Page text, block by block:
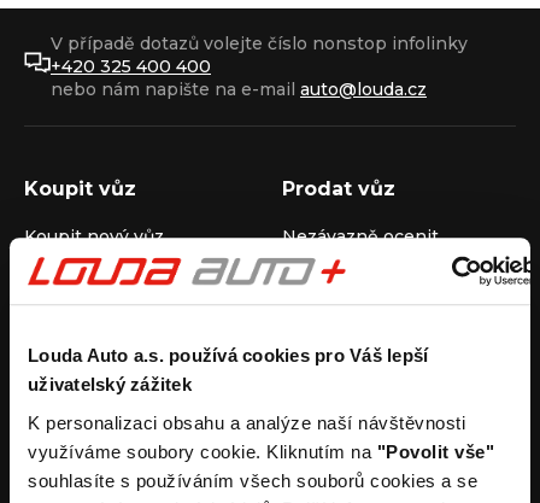
Louda Auto a.s. používá cookies pro Váš lepší
uživatelský zážitek
K personalizaci obsahu a analýze naší návštěvnosti
využíváme soubory cookie. Kliknutím na "Povolit vše"
souhlasíte s používáním všech souborů cookies a se
V případě dotazů volejte číslo nonstop infolinky
+420 325 400 400
nebo nám napište na e-mail auto@louda.cz
Koupit vůz
Koupit nový vůz
Koupit ojetý vůz
Koupit užitkový vůz
Prodat vůz
Nezávazně ocenit
Průběh výkupu vozu
Pronájem
Carsharing
Autopůjčovna
Operativní leasing
Společnost
Louda Auto+ Poděbrady
Obytné vozy
Novinky